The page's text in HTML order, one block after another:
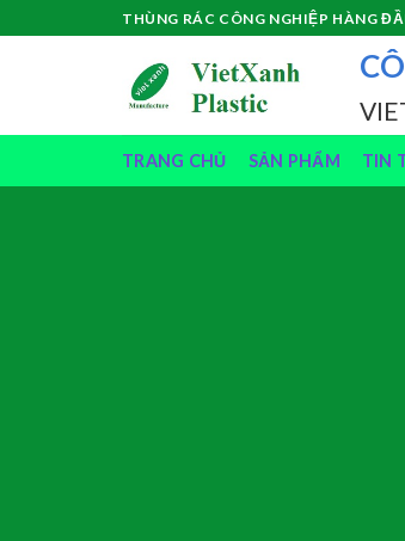
to
THÙNG RÁC CÔNG NGHIỆP HÀNG
TRANG CHỦ SẢN PHẨM TIN